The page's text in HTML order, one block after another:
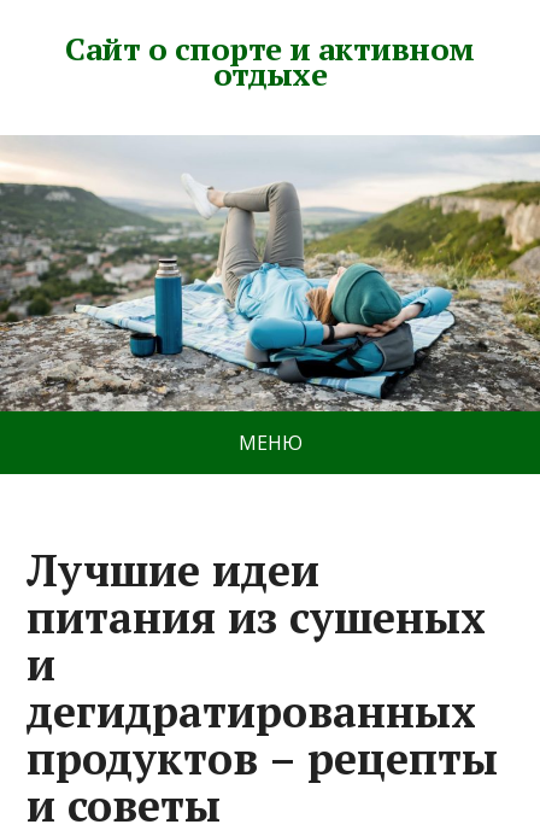
Сайт о спорте и активном
отдыхе
МЕНЮ
Лучшие идеи
питания из сушеных
и
дегидратированных
продуктов – рецепты
и советы